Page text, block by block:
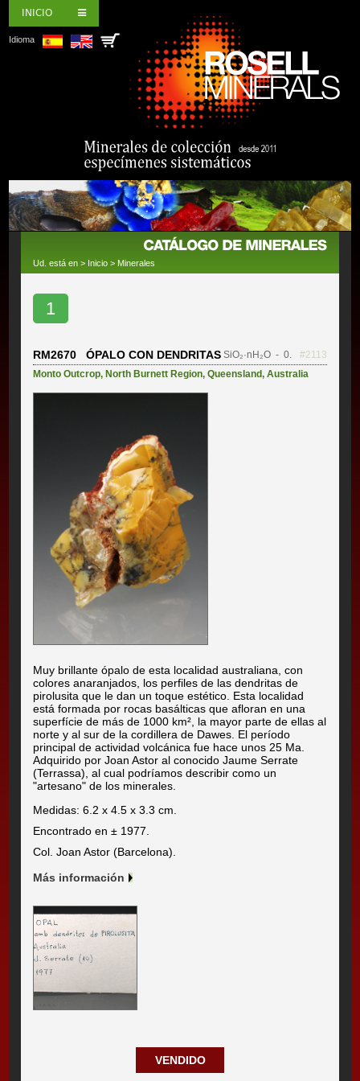
INICIO
Idioma
Ud. está en > Inicio > Minerales
1
RM2670 ÓPALO CON DENDRITAS SiO₂·nH₂O- 0.
#2113
Monto Outcrop, North Burnett Region,Queensland,Australia
Muy brillante ópalo de esta localidad australiana, con
colores anaranjados, los perfiles de las dendritas de
pirolusita que le dan un toque estético. Esta localidad
está formada por rocas basálticas que afloran en una
superfície de más de 1000 km², la mayor parte de ellas al
norte y al sur de la cordillera de Dawes. El período
principal de actividad volcánica fue hace unos 25 Ma.
Adquirido por Joan Astor al conocido Jaume Serrate
(Terrassa), al cual podríamos describir como un
"artesano" de los minerales.
Medidas: 6.2 x 4.5 x 3.3 cm.
Encontrado en ± 1977.
Col. Joan Astor (Barcelona).
Más información
VENDIDO